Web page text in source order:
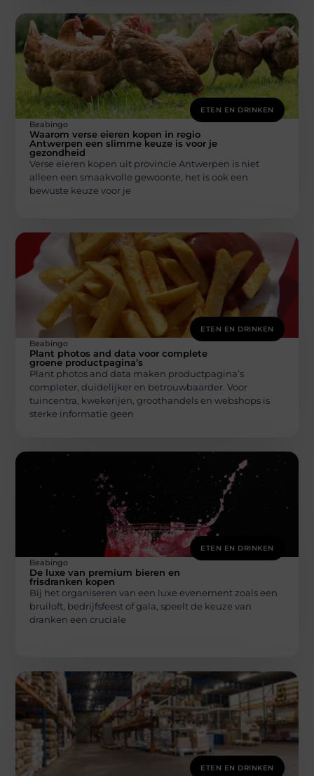
ETEN EN DRINKEN
Beabingo
Waarom verse eieren kopen in regio
Antwerpen een slimme keuze is voor je
gezondheid
Verse eieren kopen uit provincie Antwerpen is niet
alleen een smaakvolle gewoonte, het is ook een
bewuste keuze voor je
ETEN EN DRINKEN
Beabingo
Plant photos and data voor complete
groene productpagina’s
Plant photos and data maken productpagina’s
completer, duidelijker en betrouwbaarder. Voor
tuincentra, kwekerijen, groothandels en webshops is
sterke informatie geen
ETEN EN DRINKEN
Beabingo
De luxe van premium bieren en
frisdranken kopen
Bij het organiseren van een luxe evenement zoals een
bruiloft, bedrijfsfeest of gala, speelt de keuze van
dranken een cruciale
ETEN EN DRINKEN